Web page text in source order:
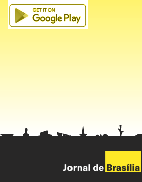
Atualmente, o horizonte relevante do
segundo trimestre de 2024 (seis